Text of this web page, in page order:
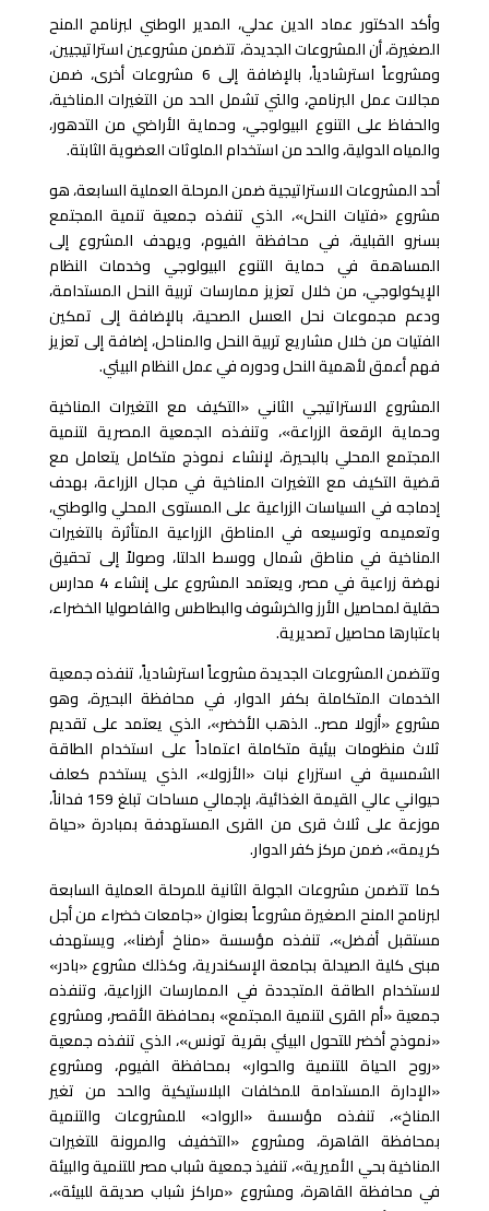
وأكد الدكتور عماد الدين عدلي، المدير الوطني لبرنامج المنح
الصغيرة، أن المشروعات الجديدة، تتضمن مشروعين استراتيجيين،
ومشروعاً استرشادياً، بالإضافة إلى 6 مشروعات أخرى، ضمن
مجالات عمل البرنامج، والتي تشمل الحد من التغيرات المناخية،
والحفاظ على التنوع البيولوجي، وحماية الأراضي من التدهور،
والمياه الدولية، والحد من استخدام الملوثات العضوية الثابتة.
أحد المشروعات الاستراتيجية ضمن المرحلة العملية السابعة، هو
مشروع «فتيات النحل»، الذي تنفذه جمعية تنمية المجتمع
بسنرو القبلية، في محافظة الفيوم، ويهدف المشروع إلى
المساهمة في حماية التنوع البيولوجي وخدمات النظام
الإيكولوجي، من خلال تعزيز ممارسات تربية النحل المستدامة،
ودعم مجموعات نحل العسل الصحية، بالإضافة إلى تمكين
الفتيات من خلال مشاريع تربية النحل والمناحل، إضافة إلى تعزيز
فهم أعمق لأهمية النحل ودوره في عمل النظام البيئي.
المشروع الاستراتيجي الثاني «التكيف مع التغيرات المناخية
وحماية الرقعة الزراعة»، وتنفذه الجمعية المصرية لتنمية
المجتمع المحلي بالبحيرة، لإنشاء نموذج متكامل يتعامل مع
قضية التكيف مع التغيرات المناخية في مجال الزراعة، بهدف
إدماجه في السياسات الزراعية على المستوى المحلي والوطني،
وتعميمه وتوسيعه في المناطق الزراعية المتأثرة بالتغيرات
المناخية في مناطق شمال ووسط الدلتا، وصولاً إلى تحقيق
نهضة زراعية في مصر، ويعتمد المشروع على إنشاء 4 مدارس
حقلية لمحاصيل الأرز والخرشوف والبطاطس والفاصوليا الخضراء،
باعتبارها محاصيل تصديرية.
وتتضمن المشروعات الجديدة مشروعاً استرشادياً، تنفذه جمعية
الخدمات المتكاملة بكفر الدوار، في محافظة البحيرة، وهو
مشروع «أزولا مصر.. الذهب الأخضر»، الذي يعتمد على تقديم
ثلاث منظومات بيئية متكاملة اعتماداً على استخدام الطاقة
الشمسية في استزراع نبات «الأزولا»، الذي يستخدم كعلف
حيواني عالي القيمة الغذائية، بإجمالي مساحات تبلغ 159 فداناً،
موزعة على ثلاث قرى من القرى المستهدفة بمبادرة «حياة
كريمة»، ضمن مركز كفر الدوار.
كما تتضمن مشروعات الجولة الثانية للمرحلة العملية السابعة
لبرنامج المنح الصغيرة مشروعاً بعنوان «جامعات خضراء من أجل
مستقبل أفضل»، تنفذه مؤسسة «مناخ أرضنا»، ويستهدف
مبنى كلية الصيدلة بجامعة الإسكندرية، وكذلك مشروع «بادر»
لاستخدام الطاقة المتجددة في الممارسات الزراعية، وتنفذه
جمعية «أم القرى لتنمية المجتمع» بمحافظة الأقصر، ومشروع
«نموذج أخضر للتحول البيئي بقرية تونس»، الذي تنفذه جمعية
«روح الحياة للتنمية والحوار» بمحافظة الفيوم، ومشروع
«الإدارة المستدامة للمخلفات البلاستيكية والحد من تغير
المناخ»، تنفذه مؤسسة «الرواد» للمشروعات والتنمية
بمحافظة القاهرة، ومشروع «التخفيف والمرونة للتغيرات
المناخية بحي الأميرية»، تنفيذ جمعية شباب مصر للتنمية والبيئة
في محافظة القاهرة، ومشروع «مراكز شباب صديقة للبيئة»،